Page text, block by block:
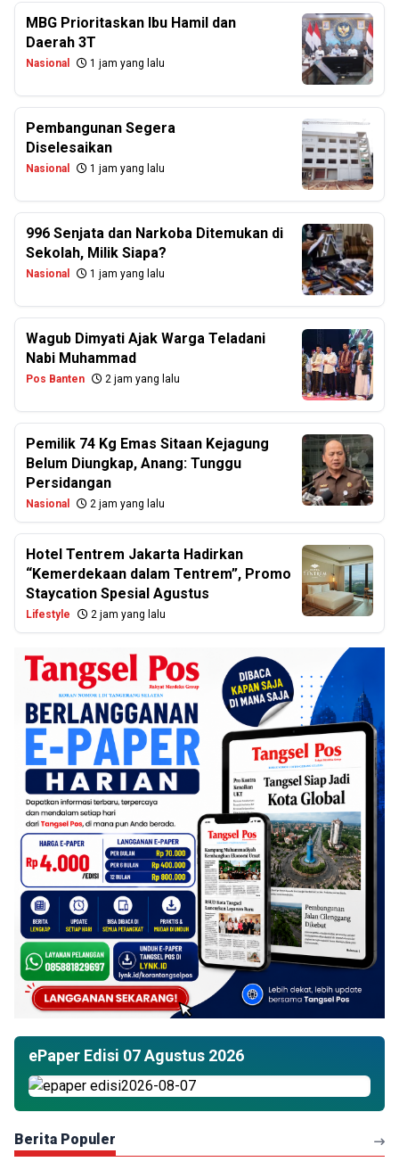
MBG Prioritaskan Ibu Hamil dan
Daerah 3T
Nasional 1 jam yang lalu
Pembangunan Segera
Diselesaikan
Nasional 1 jam yang lalu
996 Senjata dan Narkoba Ditemukan di
Sekolah, Milik Siapa?
Nasional 1 jam yang lalu
Wagub Dimyati Ajak Warga Teladani
Nabi Muhammad
Pos Banten 2 jam yang lalu
Pemilik 74 Kg Emas Sitaan Kejagung
Belum Diungkap, Anang: Tunggu
Persidangan
Nasional 2 jam yang lalu
Hotel Tentrem Jakarta Hadirkan
“Kemerdekaan dalam Tentrem”, Promo
Staycation Spesial Agustus
Lifestyle 2 jam yang lalu
ePaper Edisi 07 Agustus 2026
Berita Populer